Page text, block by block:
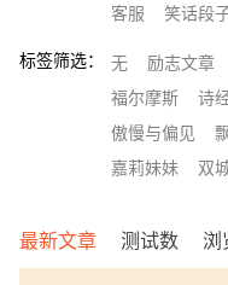
客服
笑话段
标签筛选： 无 励志文章
福尔摩斯
诗
傲慢与偏见
嘉莉妹妹
双
最新文章 测试数 浏